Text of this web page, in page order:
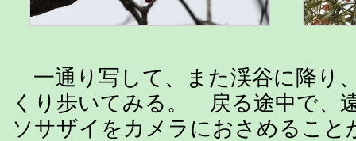
一通り写して、また渓谷に降り
くり歩いてみる。 戻る途中で、
ソサザイをカメラにおさめること